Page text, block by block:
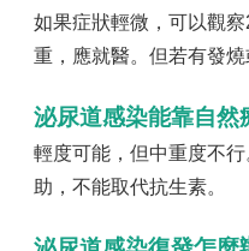
如果症狀輕微，可以觀
重，應就醫。但若有發燒
泌尿道感染能靠自然
輕度可能，但中重度不
助，不能取代抗生素。